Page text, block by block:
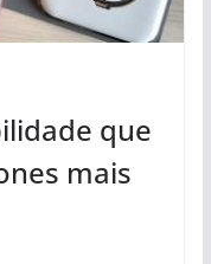
que
mais